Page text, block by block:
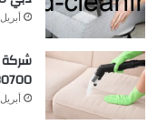
أبريل 14,
أبريل 14,